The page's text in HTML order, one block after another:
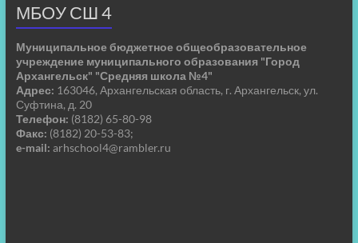
МБОУ СШ 4
Муниципальное бюджетное общеобразовательное
учреждение муниципального образования "Город
Архангельск" "Средняя школа №4"
Адрес: 163046, Архангельская область, г. Архангельск, ул.
Суфтина, д. 20
Телефон: (8182) 65-80-98
Факс: (8182) 20-53-83;
e-mail: arhschool4@rambler.ru